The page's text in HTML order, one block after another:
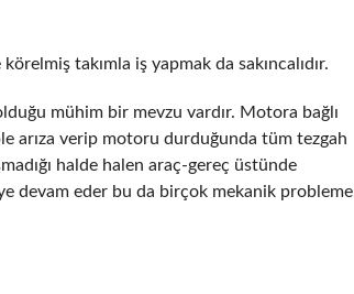
takımla iş yapmak da sakıncalıdır.
mühim bir mevzu vardır. Motora bağlı
arıza verip motoru durduğunda tüm tezgah
halde halen araç-gereç üstünde
devam eder bu da birçok mekanik probleme